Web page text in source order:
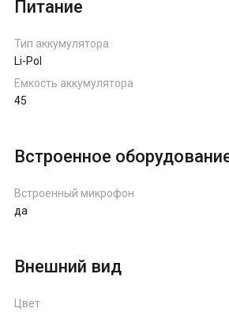
Питание
Тип аккумулятора
Li-Pol
Емкость аккумулятора
45
Встроенное
Встроенный микрофон
да
Внешний вид
Цвет